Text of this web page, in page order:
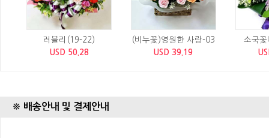
러블리(19-22)
USD 50.28
(비누꽃)영원한 사랑-03
USD 39.19
소국
※ 배송안내 및 결제안내